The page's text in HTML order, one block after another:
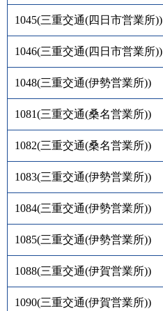
1045(三重交通(四日市営業所))
1046(三重交通(四日市営業所))
1048(三重交通(伊勢営業所))
1081(三重交通(桑名営業所))
1082(三重交通(桑名営業所))
1083(三重交通(伊勢営業所))
1084(三重交通(伊勢営業所))
1085(三重交通(伊勢営業所))
1088(三重交通(伊賀営業所))
1090(三重交通(伊賀営業所))